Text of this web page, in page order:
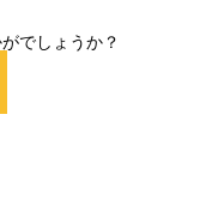
でしょうか？